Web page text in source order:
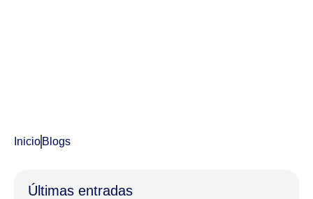
Inicio Blogs
Últimas entradas